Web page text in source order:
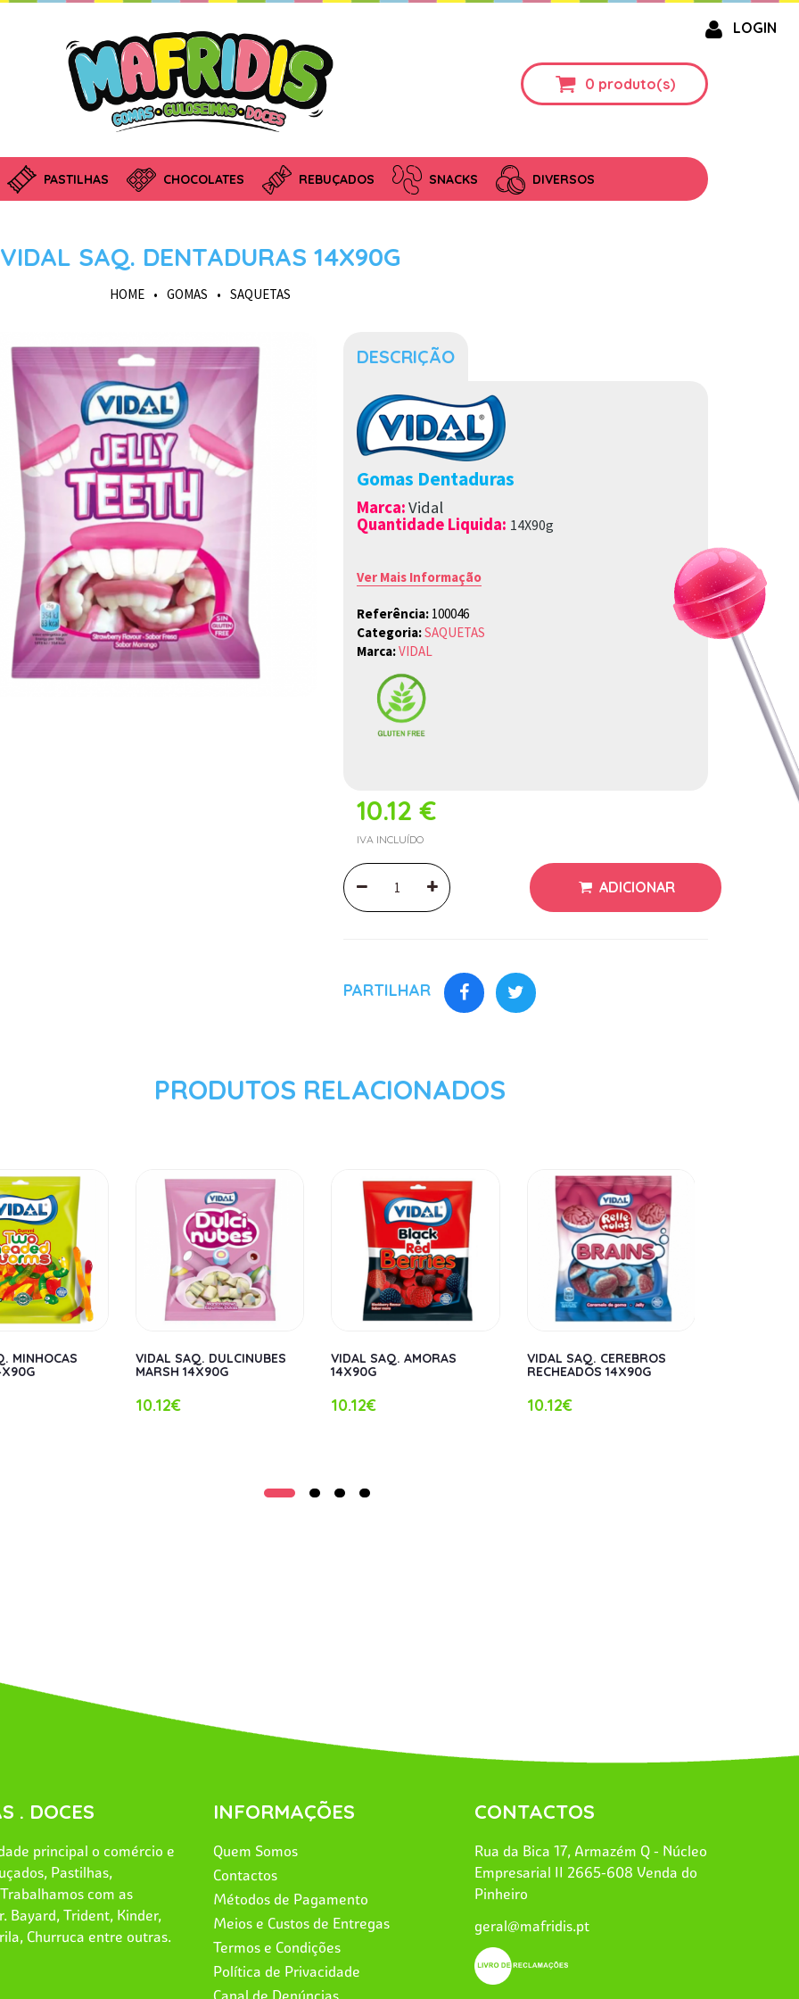
LOGIN
0 produto(s)
PASTILHAS CHOCOLATES REBUÇADOS SNACKS DIVERSOS
VIDAL SAQ. DENTADURAS 14X90G
HOME • GOMAS • SAQUETAS
DESCRIÇÃO
Gomas Dentaduras
Marca:Vidal
Quantidade Liquida: 14X90g
Ver Mais Informação
Referência: 100046
Categoria:SAQUETAS
Marca:VIDAL
10.12 €
IVA INCLUÍDO
ADICIONAR
PARTILHAR
PRODUTOS RELACIONADOS
MINHOCAS
VIDAL SAQ. DULCINUBES
MARSH 14X90G
10.12€
VIDAL SAQ. AMORAS
14X90G
10.12€
VIDAL SAQ. CEREBROS
RECHEADOS 14X90G
10.12€
. DOCES
principal o comércio e
Pastilhas,
com as
Bayard, Trident, Kinder,
Churruca entre outras.
INFORMAÇÕES
Quem Somos
Contactos
Métodos de Pagamento
Meios e Custos de Entregas
Termos e Condições
Política de Privacidade
Canal de Denúncias
CONTACTOS
Rua da Bica 17, Armazém Q - Núcleo
Empresarial II 2665-608 Venda do
Pinheiro
geral@mafridis.pt